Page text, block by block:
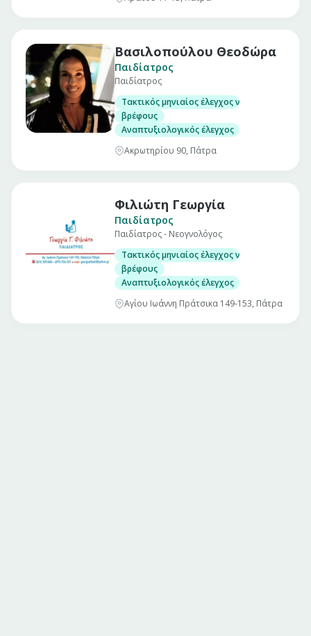
Βασιλοπούλου Θεοδώρα
Παιδίατρος
Παιδίατρος
Τακτικός μηνιαίος έλεγχος νεογνού
βρέφους
Αναπτυξιολογικός έλεγχος
Ακρωτηρίου 90, Πάτρα
Φιλιώτη Γεωργία
Παιδίατρος
Παιδίατρος - Νεογνολόγος
Τακτικός μηνιαίος έλεγχος νεογνού
βρέφους
Αναπτυξιολογικός έλεγχος
Αγίου Ιωάννη Πράτσικα 149-153, Πάτρα